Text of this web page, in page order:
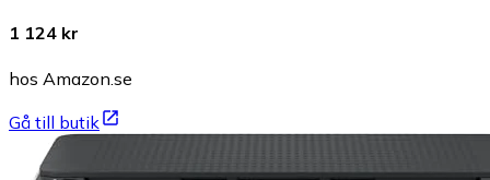
1 124 kr
hos Amazon.se
Gå till butik